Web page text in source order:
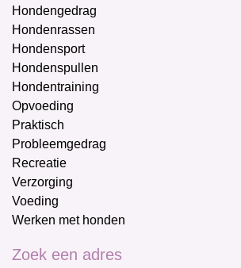
Hondengedrag
Hondenrassen
Hondensport
Hondenspullen
Hondentraining
Opvoeding
Praktisch
Probleemgedrag
Recreatie
Verzorging
Voeding
Werken met honden
Zoek een adres